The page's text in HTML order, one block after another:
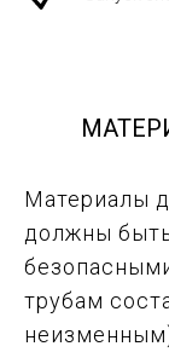
Материалы
должны
трубам